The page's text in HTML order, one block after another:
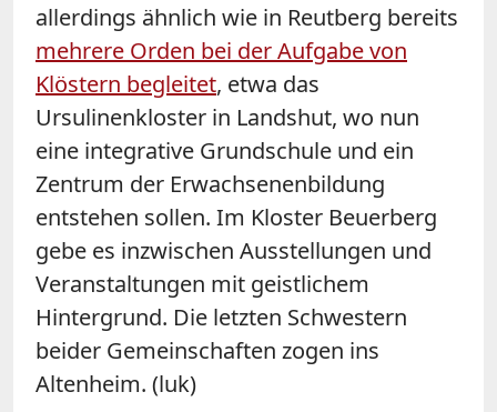
allerdings ähnlich wie in Reutberg bereits
mehrere Orden bei der Aufgabe von
Klöstern begleitet, etwa das
Ursulinenkloster in Landshut, wo nun
eine integrative Grundschule und ein
Zentrum der Erwachsenenbildung
entstehen sollen. Im Kloster Beuerberg
gebe es inzwischen Ausstellungen und
Veranstaltungen mit geistlichem
Hintergrund. Die letzten Schwestern
beider Gemeinschaften zogen ins
Altenheim. (luk)